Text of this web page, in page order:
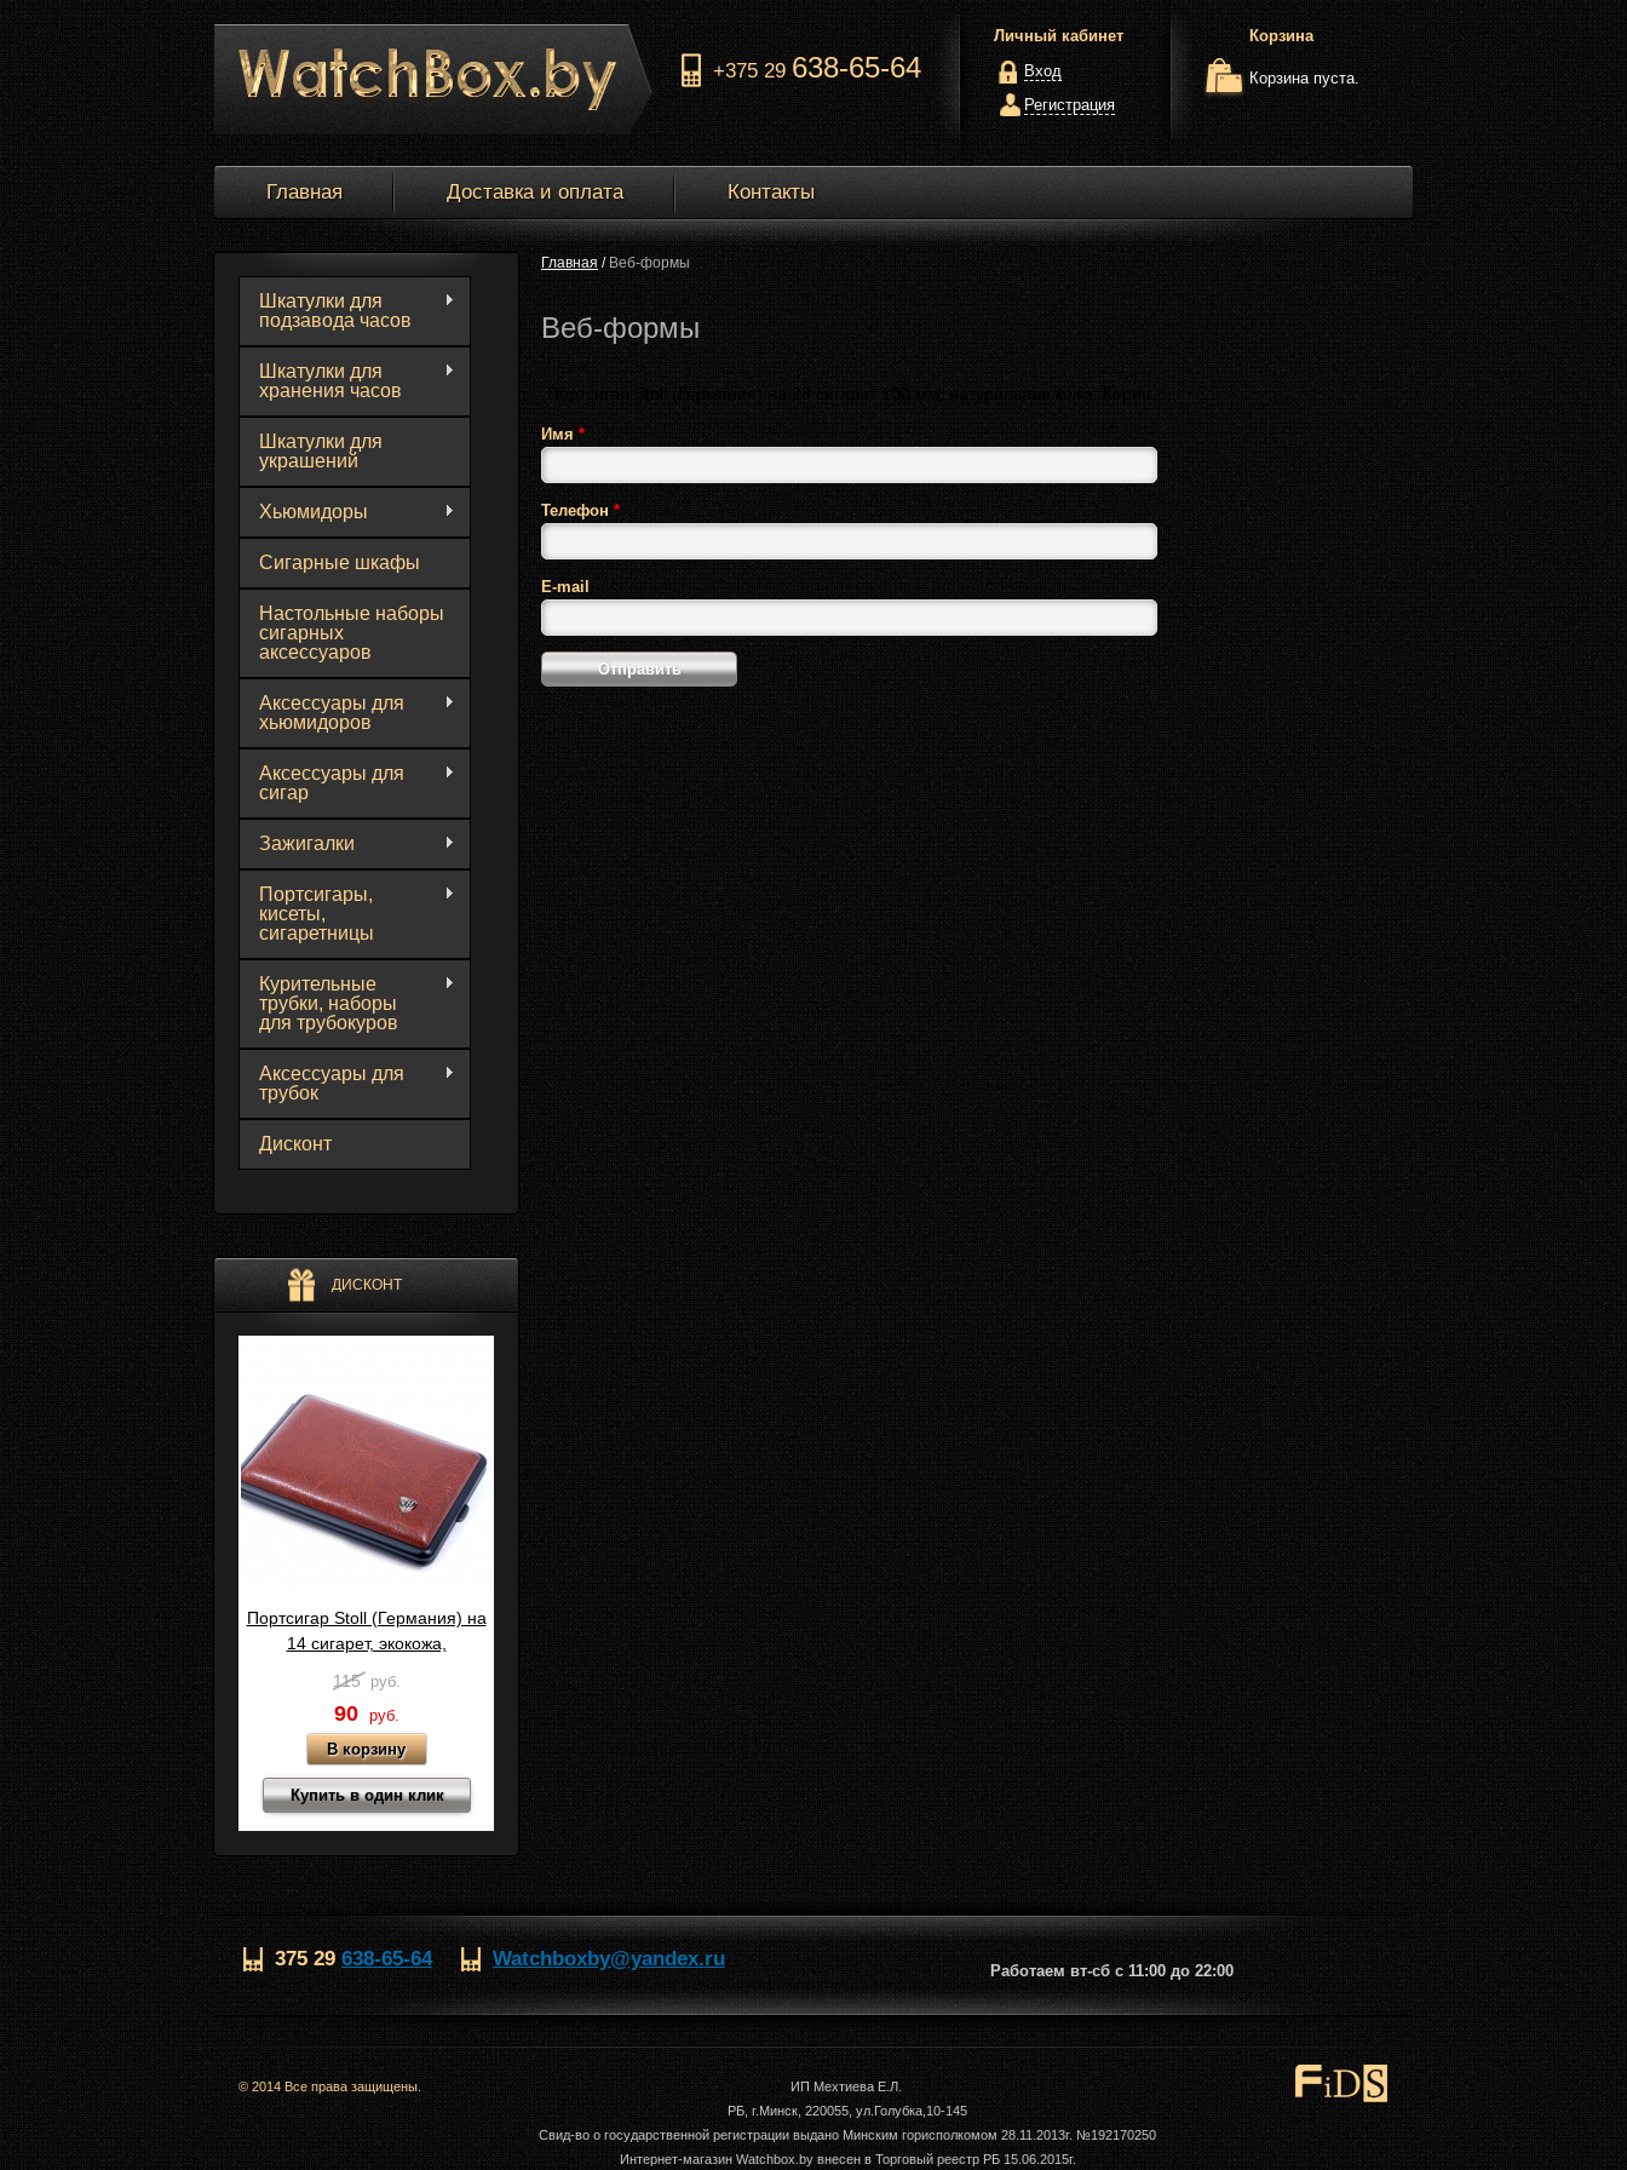
+375 29 638-65-64
Личный кабинет
Вход
Регистрация
Корзина
Корзина пуста.
Главная Доставка и оплата Контакты
Шкатулки для
подзавода часов
Шкатулки для
хранения часов
Шкатулки для
украшений
Хьюмидоры
Сигарные шкафы
Настольные наборы
сигарных
аксессуаров
Аксессуары для
хьюмидоров
Аксессуары для
сигар
Зажигалки
Портсигары,
кисеты,
сигаретницы
Курительные
трубки, наборы
для трубокуров
Аксессуары для
трубок
Дисконт
ДИСКОНТ
Портсигар Stoll (Германия) на
14 сигарет, экокожа,
Коричневый, C15-2
115 руб.
90 руб.
Купить в один клик
Главная /Веб-формы
Веб-формы
Название товара
Имя*
Телефон*
E-mail
375 29638-65-64 Watchboxby@yandex.ru
Работаем вт-сб с 11:00 до 22:00
© 2014 Все права защищены.
ИП Мехтиева Е.Л.
РБ, г.Минск, 220055, ул.Голубка,10-145
Свид-во о государственной регистрации выдано Минским горисполкомом 28.11.2013г. №192170250
Интернет-магазин Watchbox.by внесен в Торговый реестр РБ 15.06.2015г.